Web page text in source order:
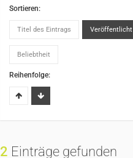
Sortieren:
Titel des Eintrags Veröffentlicht
Beliebtheit
Reihenfolge:
2 Einträge gefunden